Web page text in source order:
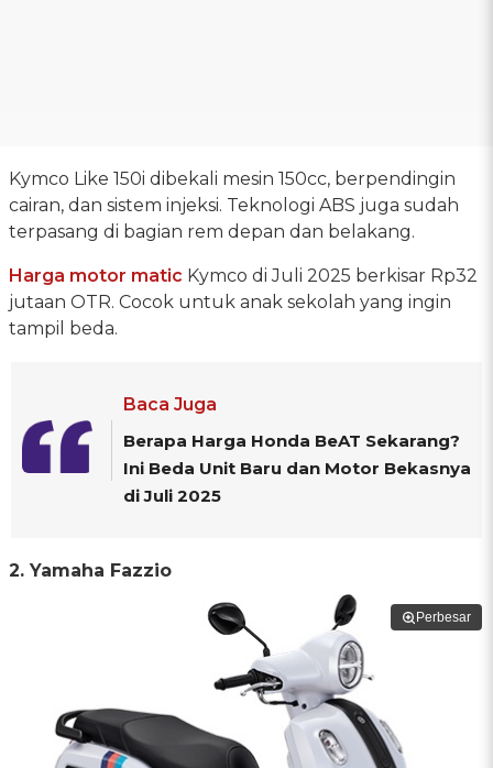
Kymco Like 150i dibekali mesin 150cc, berpendingin
cairan, dan sistem injeksi. Teknologi ABS juga sudah
terpasang di bagian rem depan dan belakang.
Harga motor matic Kymco di Juli 2025 berkisar Rp32
jutaan OTR. Cocok untuk anak sekolah yang ingin
tampil beda.
Baca Juga
Berapa Harga Honda BeAT Sekarang?
Ini Beda Unit Baru dan Motor Bekasnya
di Juli 2025
2. Yamaha Fazzio
Perbesar